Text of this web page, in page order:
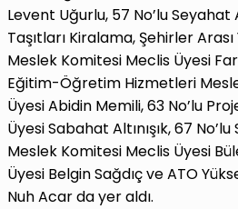
Levent Uğurlu, 57 No’lu
Taşıtları Kiralama, Şehirler Arası
Meslek Komitesi Meclis Üyesi
Eğitim-Öğretim Hizmetleri
Üyesi Abidin Memili, 63 No’lu
Üyesi Sabahat Altınışık, 67
Meslek Komitesi Meclis Üyesi
Üyesi Belgin Sağdıç ve ATO
Nuh Acar da yer aldı.